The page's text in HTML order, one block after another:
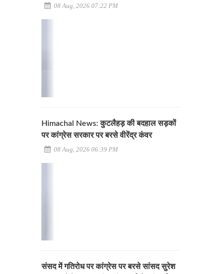
08 Aug, 2026 07:22 PM
Himachal News: कुटलैहड़ की बदहाल सड़कों
पर कांग्रेस सरकार पर बरसे वीरेंद्र कंवर
08 Aug, 2026 06:39 PM
संसद में गतिरोध पर कांग्रेस पर बरसे सांसद सुरेश